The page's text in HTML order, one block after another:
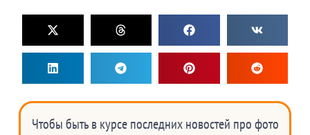
Чтобы быть в курсе последних новостей про фото